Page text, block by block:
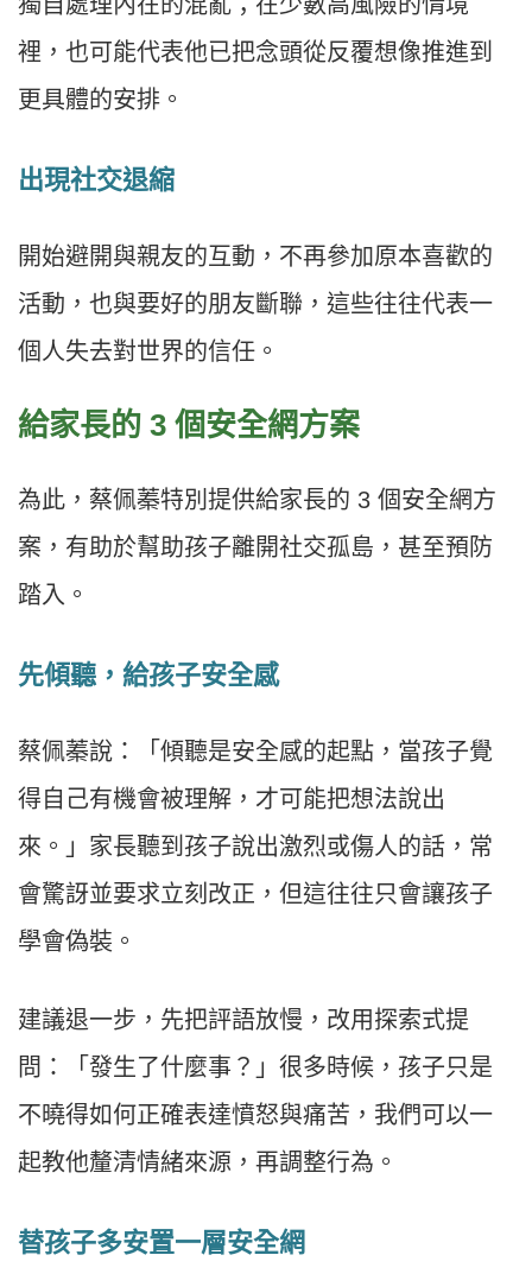
裡，也可能代表他已把念頭從反覆想像推進到
更具體的安排。
出現社交退縮
開始避開與親友的互動，不再參加原本喜歡的
活動，也與要好的朋友斷聯，這些往往代表一
個人失去對世界的信任。
給家長的 3 個安全網方案
為此，蔡佩蓁特別提供給家長的 3 個安全網方
案，有助於幫助孩子離開社交孤島，甚至預防
踏入。
先傾聽，給孩子安全感
蔡佩蓁說：「傾聽是安全感的起點，當孩子覺
得自己有機會被理解，才可能把想法說出
來。」家長聽到孩子說出激烈或傷人的話，常
會驚訝並要求立刻改正，但這往往只會讓孩子
學會偽裝。
建議退一步，先把評語放慢，改用探索式提
問：「發生了什麼事？」很多時候，孩子只是
不曉得如何正確表達憤怒與痛苦，我們可以一
起教他釐清情緒來源，再調整行為。
替孩子多安置一層安全網